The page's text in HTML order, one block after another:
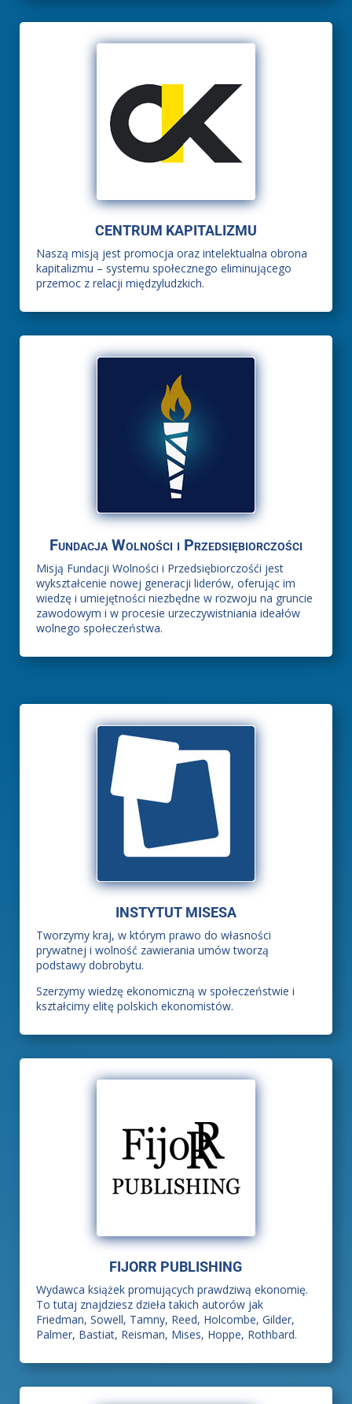
CENTRUM KAPITALIZMU
Naszą misją jest promocja oraz intelektualna obrona
kapitalizmu – systemu społecznego eliminującego
przemoc z relacji międzyludzkich.
Fundacja Wolności i Przedsiębiorczości
Misją Fundacji Wolności i Przedsiębiorczośći jest
wykształcenie nowej generacji liderów, oferując im
wiedzę i umiejętności niezbędne w rozwoju na gruncie
zawodowym i w procesie urzeczywistniania ideałów
wolnego społeczeństwa.
INSTYTUT MISESA
Tworzymy kraj, w którym prawo do własności
prywatnej i wolność zawierania umów tworzą
podstawy dobrobytu.
Szerzymy wiedzę ekonomiczną w społeczeństwie i
kształcimy elitę polskich ekonomistów.
FIJORR PUBLISHING
Wydawca książek promujących prawdziwą ekonomię.
To tutaj znajdziesz dzieła takich autorów jak
Friedman, Sowell, Tamny, Reed, Holcombe, Gilder,
Palmer, Bastiat, Reisman, Mises, Hoppe, Rothbard.